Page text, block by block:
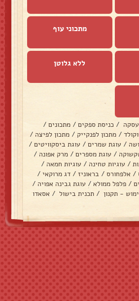
מתכוני עוף
ללא גלוטן
/ כניסת ספקים / מתכונים /
/ מתכון לפנקייק / מתכון לפיצה /
/ עוגת שמרים / עוגת ביסקוויטים /
/ עוגת מספרים / מרק אפונה /
/ עוגיות טחינה / עוגיות חמאה /
/ אלפחורס / בראוניז / דג מרוקאי /
/ פלפל ממולא / עוגת גבינה אפויה /
- תקנון / תכנית בישול / אסאדו